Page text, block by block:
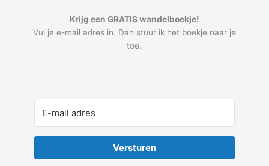
Krijg een GRATIS wandelboekje!
Vul je e-mail adres in. Dan stuur ik het boekje naar je
toe.
Versturen